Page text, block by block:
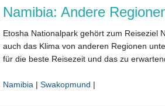
Namibia: Andere
Etosha Nationalpark gehört zum Reiseziel
auch das Klima von anderen Regionen
für die beste Reisezeit und das zu
Namibia | Swakopmund |